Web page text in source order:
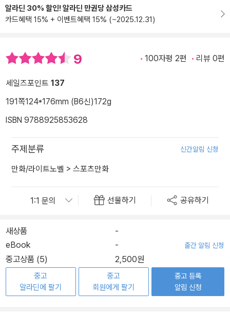
알라딘 30% 할인! 알라딘 만권당 삼성카드
카드혜택 15% + 이벤트혜택 15% (~2025.12.31)
9 100자평 2편 리뷰 0편
세일즈포인트 137
191쪽124*176mm (B6신)172g
ISBN 9788925853628
주제분류 신간알림 신청
만화/라이트노벨 > 스포츠만화
선물하기 공유하기
새상품
-
eBook
- 출간 알림 신청
중고상품 (5) 2,500원
중고
알라딘에 팔기
중고
회원에게 팔기
중고 등록
알림 신청